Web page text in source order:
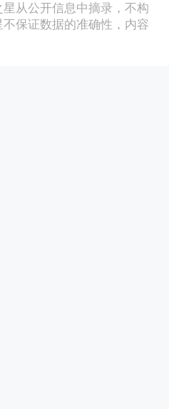
从公开信息中摘录，不构
保证数据的准确性，内容